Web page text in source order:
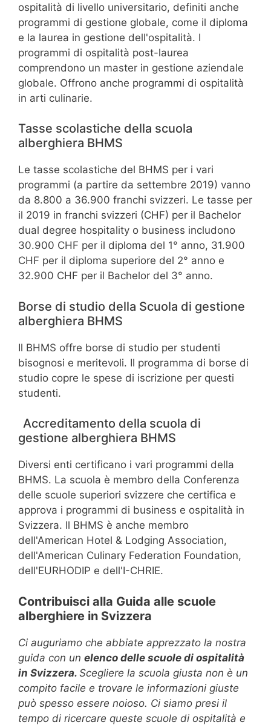
ospitalità di livello universitario, definiti anche
programmi di gestione globale, come il diploma
e la laurea in gestione dell'ospitalità. I
programmi di ospitalità post-laurea
comprendono un master in gestione aziendale
globale. Offrono anche programmi di ospitalità
in arti culinarie.
Tasse scolastiche della scuola
alberghiera BHMS
Le tasse scolastiche del BHMS per i vari
programmi (a partire da settembre 2019) vanno
da 8.800 a 36.900 franchi svizzeri. Le tasse per
il 2019 in franchi svizzeri (CHF) per il Bachelor
dual degree hospitality o business includono
30.900 CHF per il diploma del 1° anno, 31.900
CHF per il diploma superiore del 2° anno e
32.900 CHF per il Bachelor del 3° anno.
Borse di studio della Scuola di gestione
alberghiera BHMS
Il BHMS offre borse di studio per studenti
bisognosi e meritevoli. Il programma di borse di
studio copre le spese di iscrizione per questi
studenti.
Accreditamento della scuola di
gestione alberghiera BHMS
Diversi enti certificano i vari programmi della
BHMS. La scuola è membro della Conferenza
delle scuole superiori svizzere che certifica e
approva i programmi di business e ospitalità in
Svizzera. Il BHMS è anche membro
dell'American Hotel & Lodging Association,
dell'American Culinary Federation Foundation,
dell'EURHODIP e dell'I-CHRIE.
Contribuisci alla Guida alle scuole
alberghiere in Svizzera
Ci auguriamo che abbiate apprezzato la nostra
guida con un elenco delle scuole di ospitalità
in Svizzera. Scegliere la scuola giusta non è un
compito facile e trovare le informazioni giuste
può spesso essere noioso. Ci siamo presi il
tempo di ricercare queste scuole di ospitalità e